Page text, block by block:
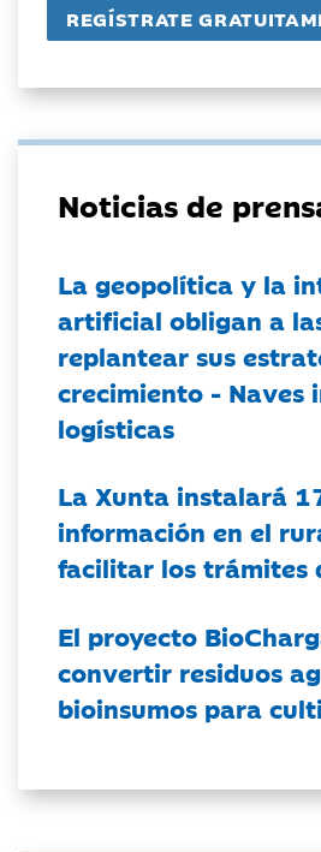
Noticias de
La geopolítica y la
artificial obligan a
replantear sus
crecimiento - Naves
logísticas
La Xunta instalará
información en el
facilitar los trámites
El proyecto
convertir residuos
bioinsumos para